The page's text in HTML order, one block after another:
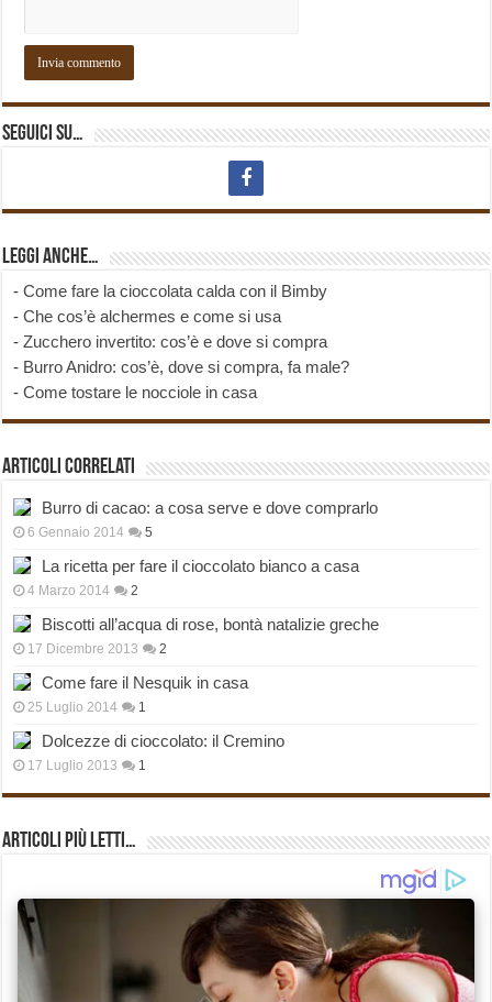
Seguici su…
Leggi anche…
-Come fare la cioccolata calda con il Bimby
-Che cos’è alchermes e come si usa
-Zucchero invertito: cos’è e dove si compra
- Burro Anidro: cos’è, dove si compra, fa male?
-Come tostare le nocciole in casa
Articoli correlati
Burro di cacao: a cosa serve e dove comprarlo
6 Gennaio 2014 5
La ricetta per fare il cioccolato bianco a casa
4 Marzo 2014 2
Biscotti all’acqua di rose, bontà natalizie greche
17 Dicembre 2013 2
Come fare il Nesquik in casa
25 Luglio 2014 1
Dolcezze di cioccolato: il Cremino
17 Luglio 2013 1
Articoli più Letti…